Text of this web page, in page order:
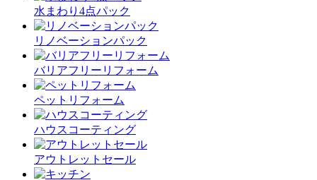
水まわり4点パック
リノベーションパック
バリアフリーリフォーム
ペットリフォーム
ハウスコーティング
アウトレットセール